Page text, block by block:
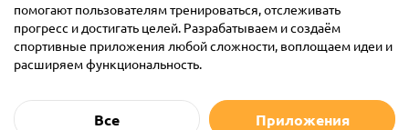
помогают пользователям тренироваться, отслеживать
прогресс и достигать целей. Разрабатываем и создаём
спортивные приложения любой сложности, воплощаем идеи и
расширяем функциональность.
Все Приложения